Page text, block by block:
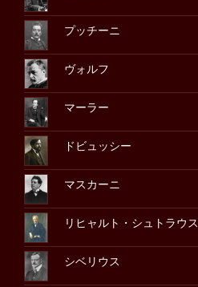
プッチーニ
ヴォルフ
マーラー
ドビュッシー
マスカーニ
リヒャルト・シュトラウス
シベリウス